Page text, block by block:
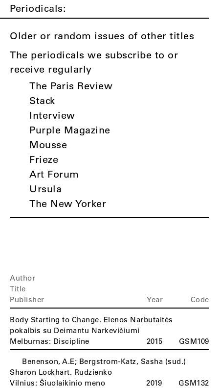
Periodicals:
Older or random issues of other titles
The periodicals we subscribe to or
receive regularly
The Paris Review
Stack
Interview
Purple Magazine
Mousse
Frieze
Art Forum
Ursula
The New Yorker
Author
Title
Publisher
Year Code
Body Starting to Change. Elenos Narbutaitės
pokalbis su Deimantu Narkevičiumi
Melburnas: Discipline
2015 GSM109
Benenson, A.E; Bergstrom-Katz, Sasha (sud.)
Sharon Lockhart. Rudzienko
Vilnius: Šiuolaikinio meno
2019 GSM132